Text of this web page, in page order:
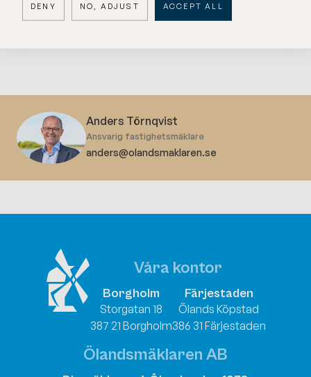
DENY NO, ADJUST ACCEPT ALL
solsäkraste orterna i Sverige år efter år, en otrolig plats
att fira semestrar och samla familjen på! Här skapar ni
Anders Törnqvist
Ansvarig fastighetsmäklare
anders@olandsmaklaren.se
Våra kontor
Borgholm
Storgatan 18
387 21 Borgholm
Färjestaden
Ölands Köpstad
386 31 Färjestaden
Ölandsmäklaren AB